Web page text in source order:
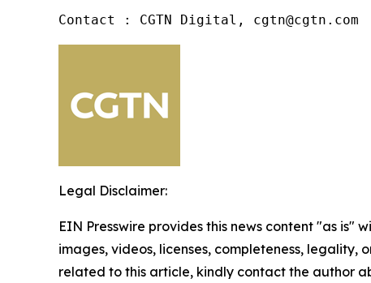
Contact : CGTN Digital, cgtn@cgtn.com
Legal Disclaimer:
EIN Presswire provides this news content "as
images, videos, licenses, completeness,
related to this article, kindly contact the author